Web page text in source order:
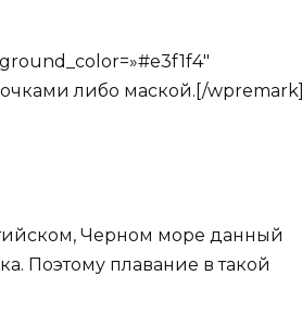
либо маской.[/wpremark]
Черном море данный
Поэтому плавание в такой